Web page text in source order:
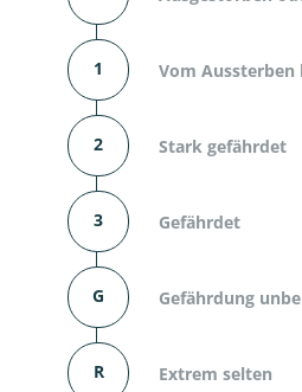
1 Vom
2 Stark gefährdet
3 Gefährdet
G Gefährdung
R Extrem selten